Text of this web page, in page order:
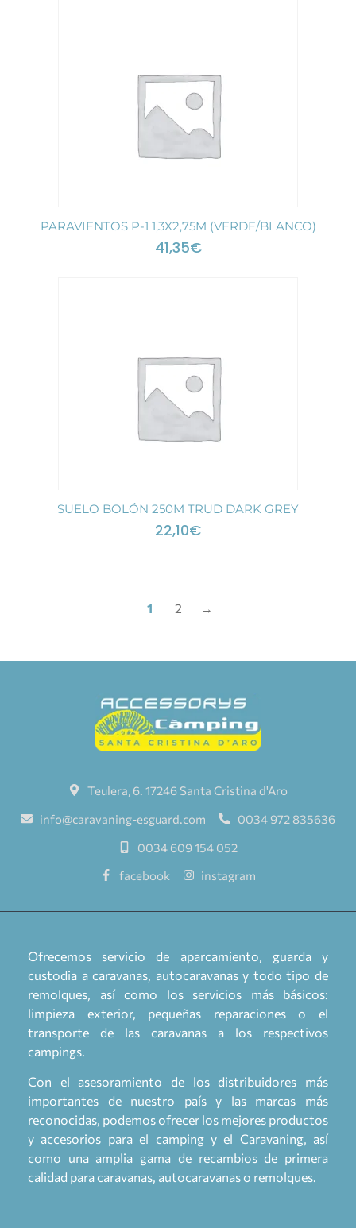
PARAVIENTOS P-1 1,3X2,75M (VERDE/BLANCO)
41,35€
SUELO BOLÓN 250M TRUD DARK GREY
22,10€
1 2 →
Teulera, 6. 17246 Santa Cristina d'Aro
info@caravaning-esguard.com
0034 972 835636
0034 609 154 052
facebook
instagram
Ofrecemos servicio de aparcamiento, guarda y
custodia a caravanas, autocaravanas y todo tipo de
remolques, así como los servicios más básicos:
limpieza exterior, pequeñas reparaciones o el
transporte de las caravanas a los respectivos
campings.
Con el asesoramiento de los distribuidores más
importantes de nuestro país y las marcas más
reconocidas, podemos ofrecer los mejores productos
y accesorios para el camping y el Caravaning, así
como una amplia gama de recambios de primera
calidad para caravanas, autocaravanas o remolques.